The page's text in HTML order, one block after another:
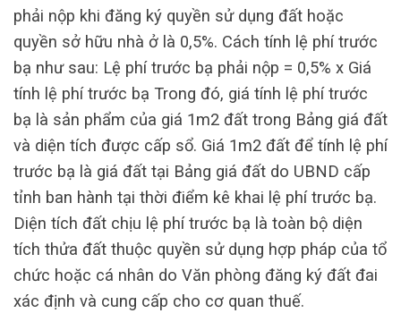
phải nộp khi đăng ký quyền sử dụng đất hoặc
quyền sở hữu nhà ở là 0,5%. Cách tính lệ phí trước
bạ như sau: Lệ phí trước bạ phải nộp = 0,5% x Giá
tính lệ phí trước bạ Trong đó, giá tính lệ phí trước
bạ là sản phẩm của giá 1m2 đất trong Bảng giá đất
và diện tích được cấp sổ. Giá 1m2 đất để tính lệ phí
trước bạ là giá đất tại Bảng giá đất do UBND cấp
tỉnh ban hành tại thời điểm kê khai lệ phí trước bạ.
Diện tích đất chịu lệ phí trước bạ là toàn bộ diện
tích thửa đất thuộc quyền sử dụng hợp pháp của tổ
chức hoặc cá nhân do Văn phòng đăng ký đất đai
xác định và cung cấp cho cơ quan thuế.